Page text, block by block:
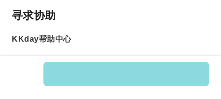
寻求协助
KKday帮助中心
Product No.: 115195